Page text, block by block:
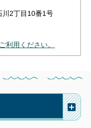
川2丁目10番1号
利用ください。